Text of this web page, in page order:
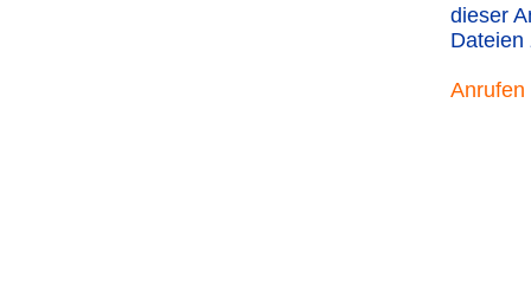
dieser
Dateien
Anrufen